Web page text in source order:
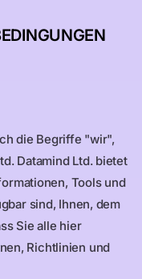
die Begriffe "wir",
Datamind Ltd. bietet
Tools und
sind, Ihnen, dem
Sie alle hier
Richtlinien und